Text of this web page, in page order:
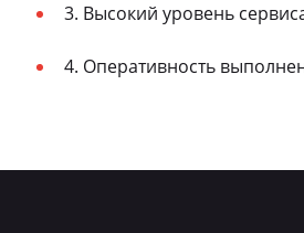
3. Высокий уровень
4. Оперативность